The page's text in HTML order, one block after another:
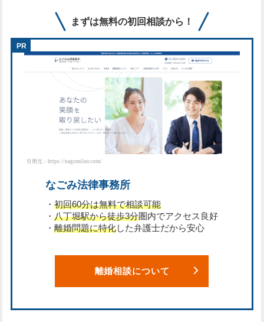
まずは無料の初回相談から！
引用元：https://nagomilaw.com/
なごみ法律事務所
・初回60分は無料で相談可能
・八丁堀駅から徒歩3分圏内でアクセス良好
・離婚問題に特化した弁護士だから安心
離婚相談について